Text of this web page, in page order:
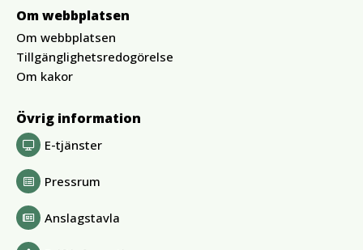
Om webbplatsen
Om webbplatsen
Tillgänglighetsredogörelse
Om kakor
Övrig information
E-tjänster
Pressrum
Anslagstavla